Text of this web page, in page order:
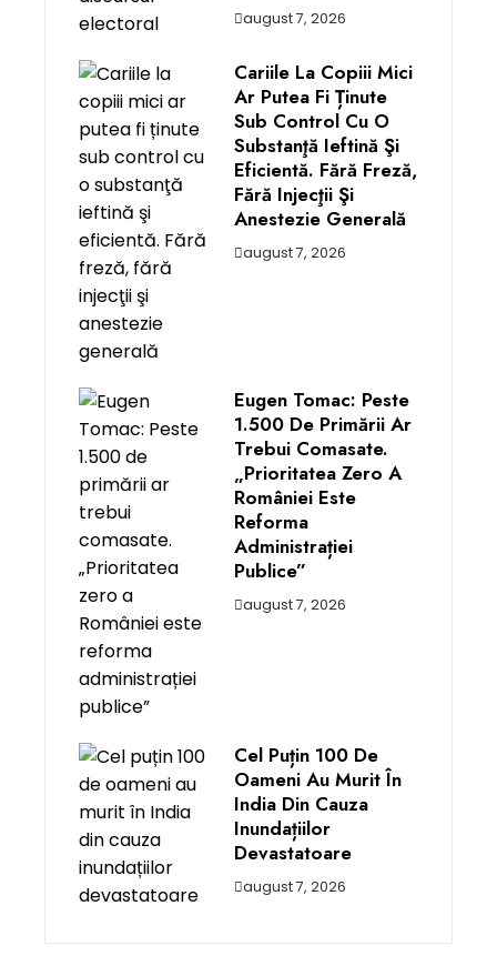
august 7, 2026
Cariile La Copiii Mici
Ar Putea Fi Ținute
Sub Control Cu O
Substanţă Ieftină Şi
Eficientă. Fără Freză,
Fără Injecţii Şi
Anestezie Generală
august 7, 2026
Eugen Tomac: Peste
1.500 De Primării Ar
Trebui Comasate.
„Prioritatea Zero A
României Este
Reforma
Administrației
Publice”
august 7, 2026
Cel Puțin 100 De
Oameni Au Murit În
India Din Cauza
Inundațiilor
Devastatoare
august 7, 2026